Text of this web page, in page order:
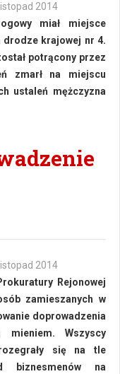
2014
miał miejsce
drodze krajowej nr 4.
potrącony przez
zmarł na miejscu
ustaleń mężczyzna
2014
Rejonowej
zamieszanych w
doprowadzenia
mieniem. Wszyscy
się na tle
biznesmenów na